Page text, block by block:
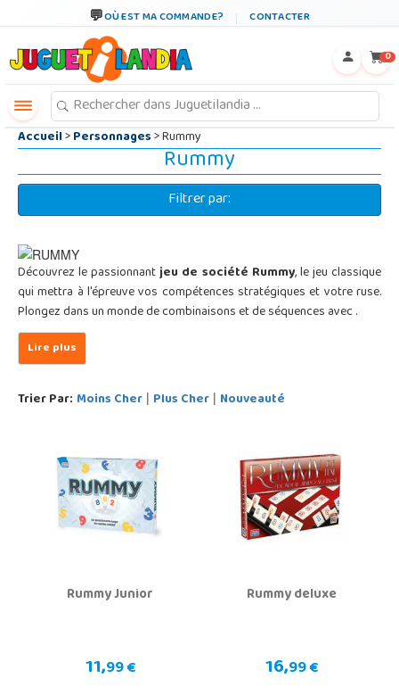
OÙ EST MA COMMANDE? CONTACTER
0
Accueil>Personnages> Rummy
Rummy
Filtrer par:
Découvrez le passionnantjeu de société Rummy, le jeu classique
qui mettra à l'épreuve vos compétences stratégiques et votre ruse.
Plongez dans un monde de combinaisons et de séquences avec.
Trier Par: Moins Cher | Plus Cher | Nouveauté
Rummy Junior
11,99 €
Rummy deluxe
16,99 €